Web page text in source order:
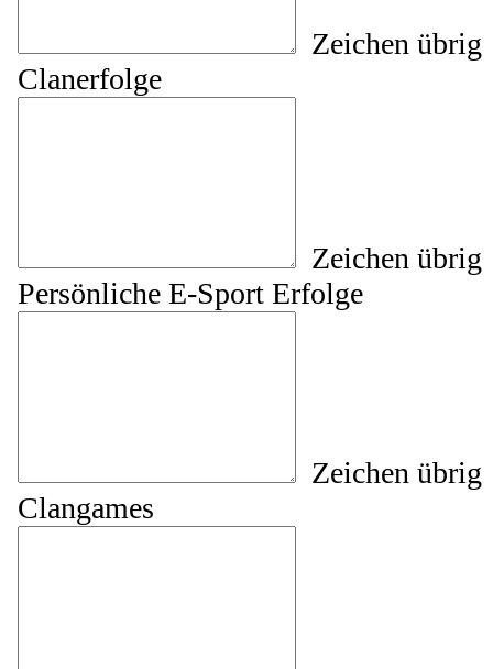
Zeichen übrig
Clanerfolge
Zeichen übrig
Persönliche E-Sport Erfolge
Zeichen übrig
Clangames